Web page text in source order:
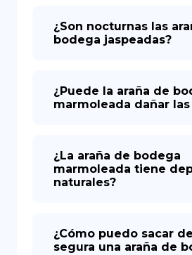
¿Son nocturnas las
bodega jaspeadas?
¿Puede la araña de
marmoleada dañar
¿La araña de bodega
marmoleada tiene
naturales?
¿Cómo puedo sacar
segura una araña de